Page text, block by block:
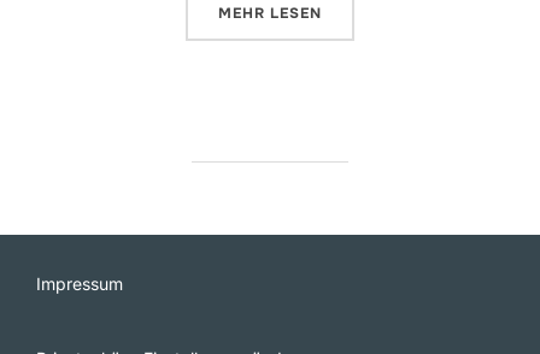
MEHR ÜBER „LOSTFRIESLAND SUCHT
LESEN
Impressum